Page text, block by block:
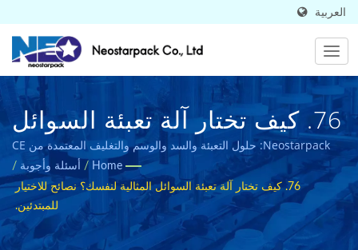
العربية
76. كيف تختار آلة تعبئة السوائل
المثالية لنفسك؟ نصائح للاختيار
للمبتدئين. | تُباع في 50 دولة |
شركة تصنيع معدات التعبئة
Neostarpack: حلول التعبئة والسد والوسم والتغليف المعتمدة من CE
لصناعات المواد الغذائية والأدوية.
Home
/ أسئلة وأجوبة /
76. كيف تختار آلة تعبئة السوائل المثالية لنفسك؟ نصائح للاختيار
للمبتدئين.